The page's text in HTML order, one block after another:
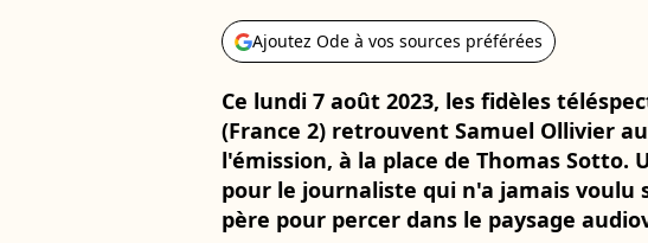
Ajoutez Ode à vos sources préférées
Ce lundi 7 août 2023, les fidèles
(France 2) retrouvent Samuel Ollivier
l'émission, à la place de Thomas Sotto.
pour le journaliste qui n'a jamais voulu
père pour percer dans le paysage